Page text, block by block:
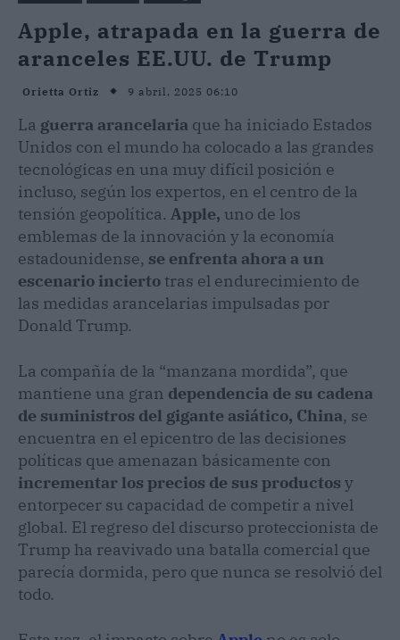
Apple, atrapada en la guerra de
aranceles EE.UU. de Trump
Orietta Ortiz 9 abril, 2025 06:10
La guerra arancelaria que ha iniciado Estados
Unidos con el mundo ha colocado a las grandes
tecnológicas en una muy difícil posición e
incluso, según los expertos, en el centro de la
tensión geopolítica. Apple, uno de los
emblemas de la innovación y la economía
estadounidense, se enfrenta ahora a un
escenario incierto tras el endurecimiento de
las medidas arancelarias impulsadas por
Donald Trump.
La compañía de la “manzana mordida”, que
mantiene una gran dependencia de su cadena
de suministros del gigante asiático, China, se
encuentra en el epicentro de las decisiones
políticas que amenazan básicamente con
incrementar los precios de sus productos y
entorpecer su capacidad de competir a nivel
global. El regreso del discurso proteccionista de
Trump ha reavivado una batalla comercial que
parecía dormida, pero que nunca se resolvió del
todo.